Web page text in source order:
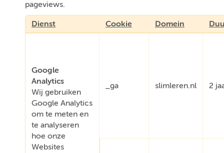
pageviews.
Dienst Cookie Domein
Google
Analytics
Wij gebruiken
Google Analytics
om te meten en
te analyseren
hoe onze
Websites
_ga slimleren.nl 2